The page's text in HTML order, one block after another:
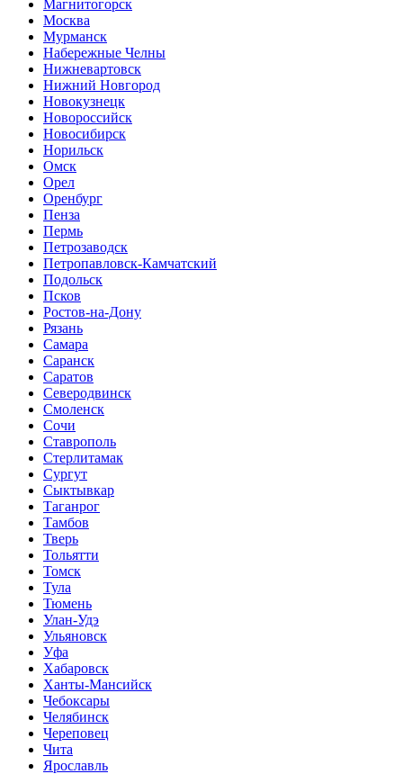
Магнитогорск
Москва
Мурманск
Набережные Челны
Нижневартовск
Нижний Новгород
Новокузнецк
Новороссийск
Новосибирск
Норильск
Омск
Орел
Оренбург
Пенза
Пермь
Петрозаводск
Петропавловск-Камчатский
Подольск
Псков
Ростов-на-Дону
Рязань
Самара
Саранск
Саратов
Северодвинск
Смоленск
Сочи
Ставрополь
Стерлитамак
Сургут
Сыктывкар
Таганрог
Тамбов
Тверь
Тольятти
Томск
Тула
Тюмень
Улан-Удэ
Ульяновск
Уфа
Хабаровск
Ханты-Мансийск
Чебоксары
Челябинск
Череповец
Чита
Ярославль